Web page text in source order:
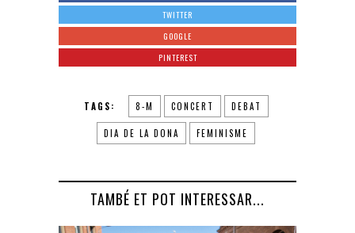
TWITTER
GOOGLE
PINTEREST
TAGS: 8-M CONCERT DEBAT
DIA DE LA DONA FEMINISME
TAMBÉ ET POT INTERESSAR...